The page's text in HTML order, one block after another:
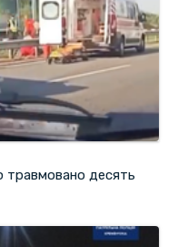
десять